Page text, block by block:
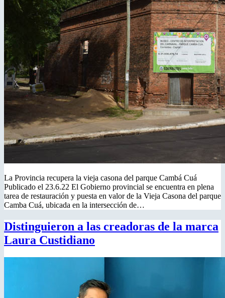
La Provincia recupera la vieja casona del parque Cambá Cuá
Publicado el 23.6.22 El Gobierno provincial se encuentra en plena
tarea de restauración y puesta en valor de la Vieja Casona del parque
Camba Cuá, ubicada en la intersección de…
Distinguieron a las creadoras de la marca
Laura Custidiano